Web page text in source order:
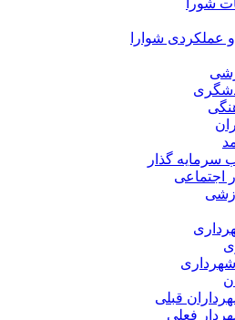
شورا
عملکردی شوارا
سرمایه گذار
اجتماعی
قبلی
فعلی